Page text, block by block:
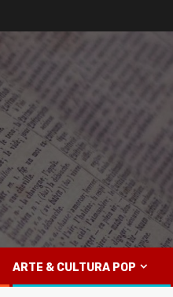
ARTE & CULTURA POP